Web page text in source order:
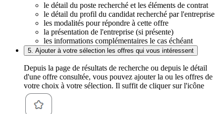
le détail du poste recherché et les éléments de contrat
le détail du profil du candidat recherché par l'entreprise
les modalités pour répondre à cette offre
la présentation de l'entreprise (si présente)
les informations complémentaires le cas échéant
5. Ajouter à votre sélection les offres qui vous intéressent
Depuis la page de résultats de recherche ou depuis le détail
d'une offre consultée, vous pouvez ajouter la ou les offres de
votre choix à votre sélection. Il suffit de cliquer sur l'icône